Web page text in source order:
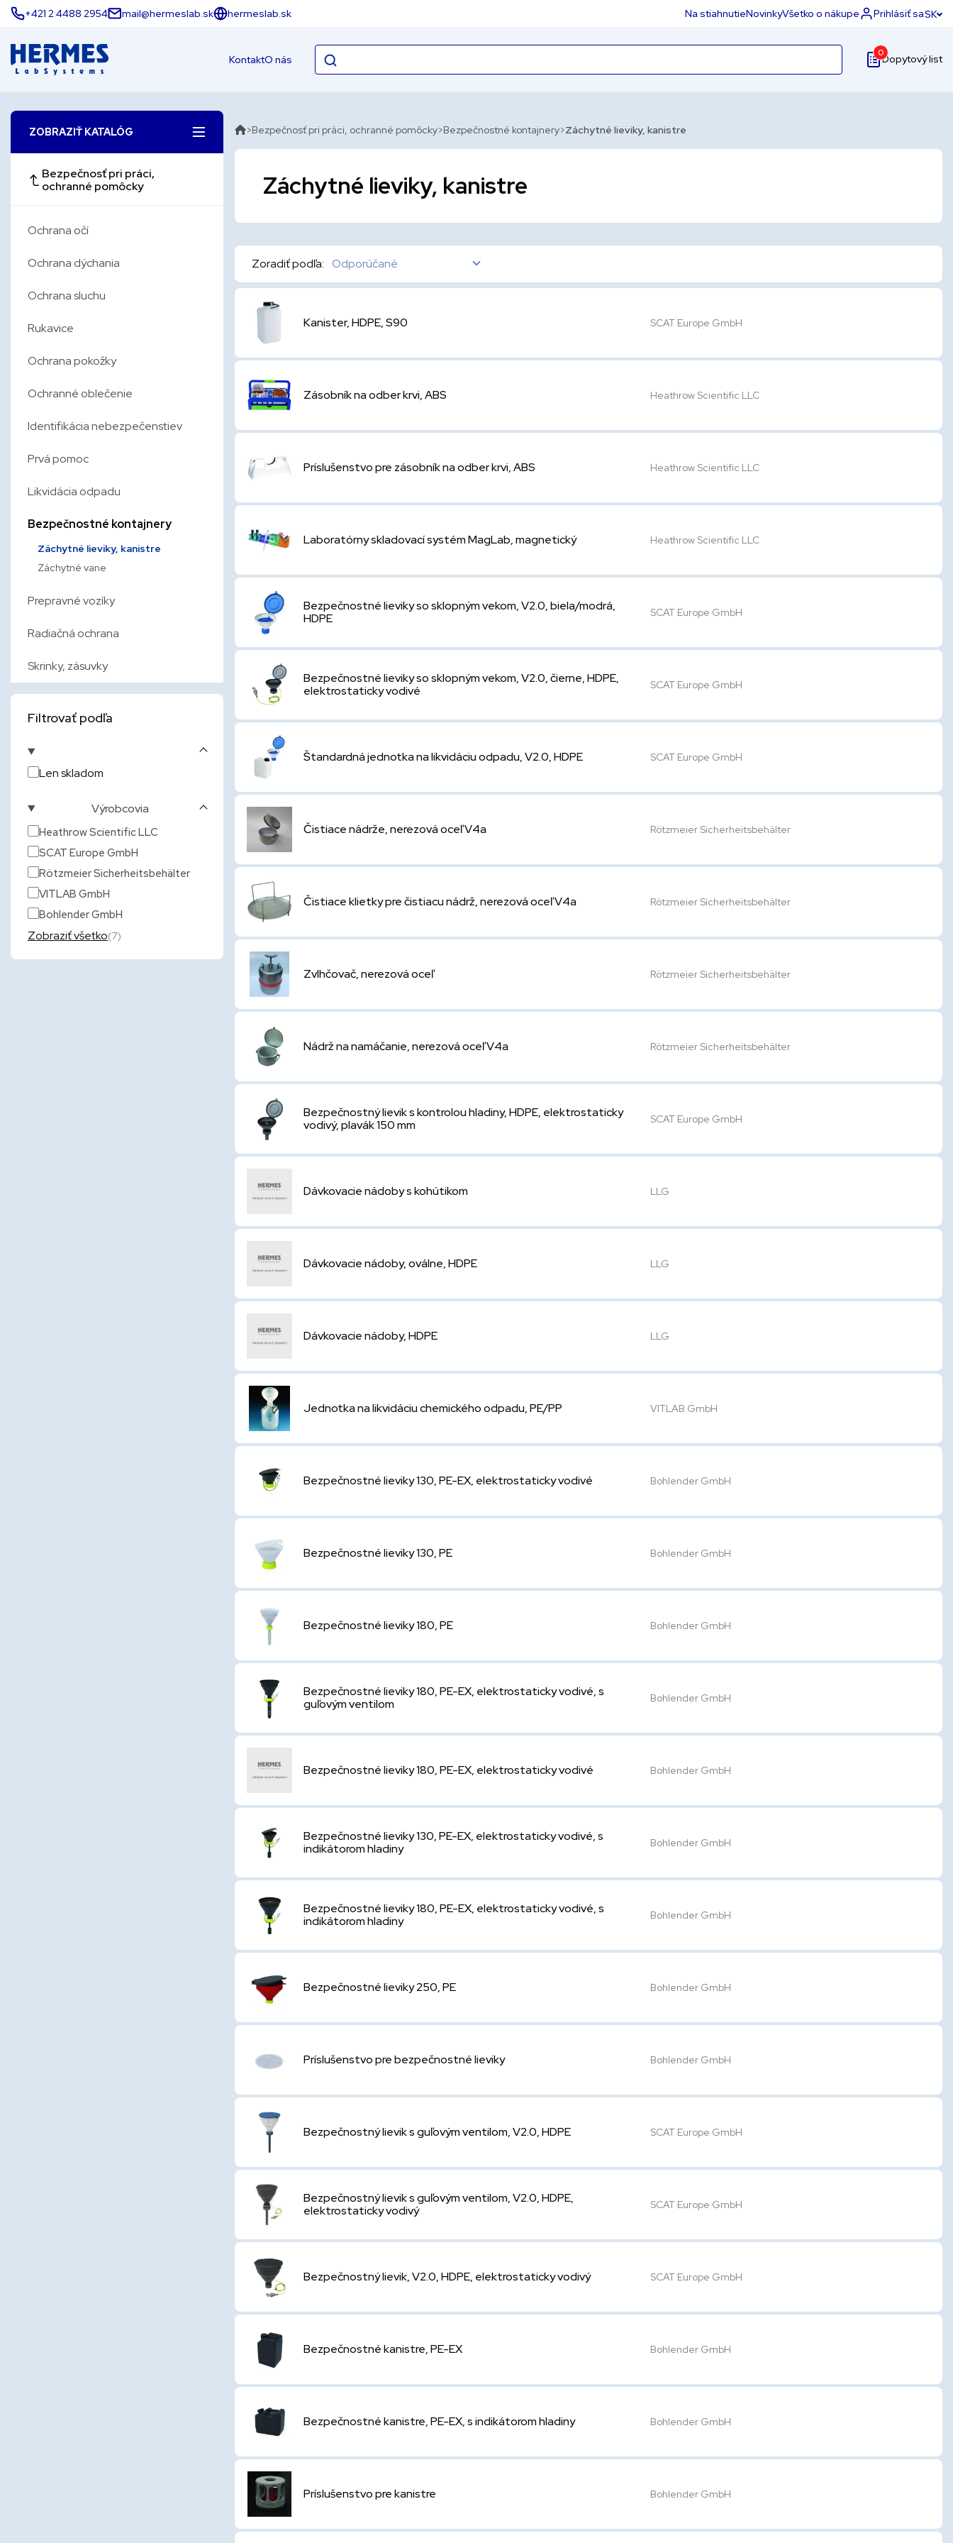
+421 2 4488 2954 mail@hermeslab.sk hermeslab.sk Na stiahnutieNovinkyVšetko o nákupe Prihlásiť saSK
KontaktO nás
0Dopytový list
ZOBRAZIŤ KATALÓG
Bezpečnosť pri práci,
ochranné pomôcky
Ochrana očí
Ochrana dýchania
Ochrana sluchu
Rukavice
Ochrana pokožky
Ochranné oblečenie
Identifikácia nebezpečenstiev
Prvá pomoc
Likvidácia odpadu
Bezpečnostné kontajnery
Záchytné lieviky, kanistre
Záchytné vane
Prepravné vozíky
Radiačná ochrana
Skrinky, zásuvky
Filtrovať podľa
Len skladom
Výrobcovia
Heathrow Scientific LLC
SCAT Europe GmbH
Rötzmeier Sicherheitsbehälter
VITLAB GmbH
Bohlender GmbH
Zobraziť všetko(7)
Bezpečnosť pri práci, ochranné pomôcky Bezpečnostné kontajnery Záchytné lieviky, kanistre
Záchytné lieviky, kanistre
Zoradiť podľa: Odporúčané
Kanister, HDPE, S90 SCAT Europe GmbH
Zásobník na odber krvi, ABS Heathrow Scientific LLC
Príslušenstvo pre zásobník na odber krvi, ABS Heathrow Scientific LLC
Laboratórny skladovací systém MagLab, magnetický Heathrow Scientific LLC
Bezpečnostné lieviky so sklopným vekom, V2.0, biela/modrá,
HDPE
SCAT Europe GmbH
Bezpečnostné lieviky so sklopným vekom, V2.0, čierne, HDPE,
elektrostaticky vodivé
SCAT Europe GmbH
Štandardná jednotka na likvidáciu odpadu, V2.0, HDPE SCAT Europe GmbH
Čistiace nádrže, nerezová oceľ V4a Rötzmeier Sicherheitsbehälter
Čistiace klietky pre čistiacu nádrž, nerezová oceľ V4a Rötzmeier Sicherheitsbehälter
Zvlhčovač, nerezová oceľ Rötzmeier Sicherheitsbehälter
Nádrž na namáčanie, nerezová oceľ V4a Rötzmeier Sicherheitsbehälter
Bezpečnostný lievik s kontrolou hladiny, HDPE, elektrostaticky
vodivý, plavák 150 mm
SCAT Europe GmbH
Dávkovacie nádoby s kohútikom LLG
Dávkovacie nádoby, oválne, HDPE LLG
Dávkovacie nádoby, HDPE LLG
Jednotka na likvidáciu chemického odpadu, PE/PP VITLAB GmbH
Bezpečnostné lieviky 130, PE-EX, elektrostaticky vodivé Bohlender GmbH
Bezpečnostné lieviky 130, PE Bohlender GmbH
Bezpečnostné lieviky 180, PE Bohlender GmbH
Bezpečnostné lieviky 180, PE-EX, elektrostaticky vodivé, s
guľovým ventilom
Bohlender GmbH
Bezpečnostné lieviky 180, PE-EX, elektrostaticky vodivé Bohlender GmbH
Bezpečnostné lieviky 130, PE-EX, elektrostaticky vodivé, s
indikátorom hladiny
Bohlender GmbH
Bezpečnostné lieviky 180, PE-EX, elektrostaticky vodivé, s
indikátorom hladiny
Bohlender GmbH
Bezpečnostné lieviky 250, PE Bohlender GmbH
Príslušenstvo pre bezpečnostné lieviky Bohlender GmbH
Bezpečnostný lievik s guľovým ventilom, V2.0, HDPE SCAT Europe GmbH
Bezpečnostný lievik s guľovým ventilom, V2.0, HDPE,
elektrostaticky vodivý
SCAT Europe GmbH
Bezpečnostný lievik, V2.0, HDPE, elektrostaticky vodivý SCAT Europe GmbH
Bezpečnostné kanistre, PE-EX Bohlender GmbH
Bezpečnostné kanistre, PE-EX, s indikátorom hladiny Bohlender GmbH
Príslušenstvo pre kanistre Bohlender GmbH